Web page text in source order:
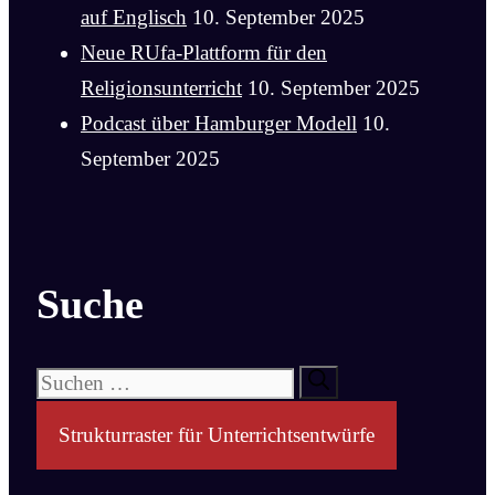
auf Englisch 10. September 2025
Neue RUfa-Plattform für den
Religionsunterricht 10. September 2025
Podcast über Hamburger Modell 10.
September 2025
Suche
Suchen
Strukturraster für Unterrichtsentwürfe